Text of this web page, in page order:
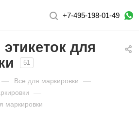
+7-495-198-01-49
для
51
— Все для маркировки —
—
маркировки